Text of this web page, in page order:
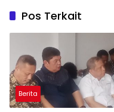
Pos Terkait
Berita